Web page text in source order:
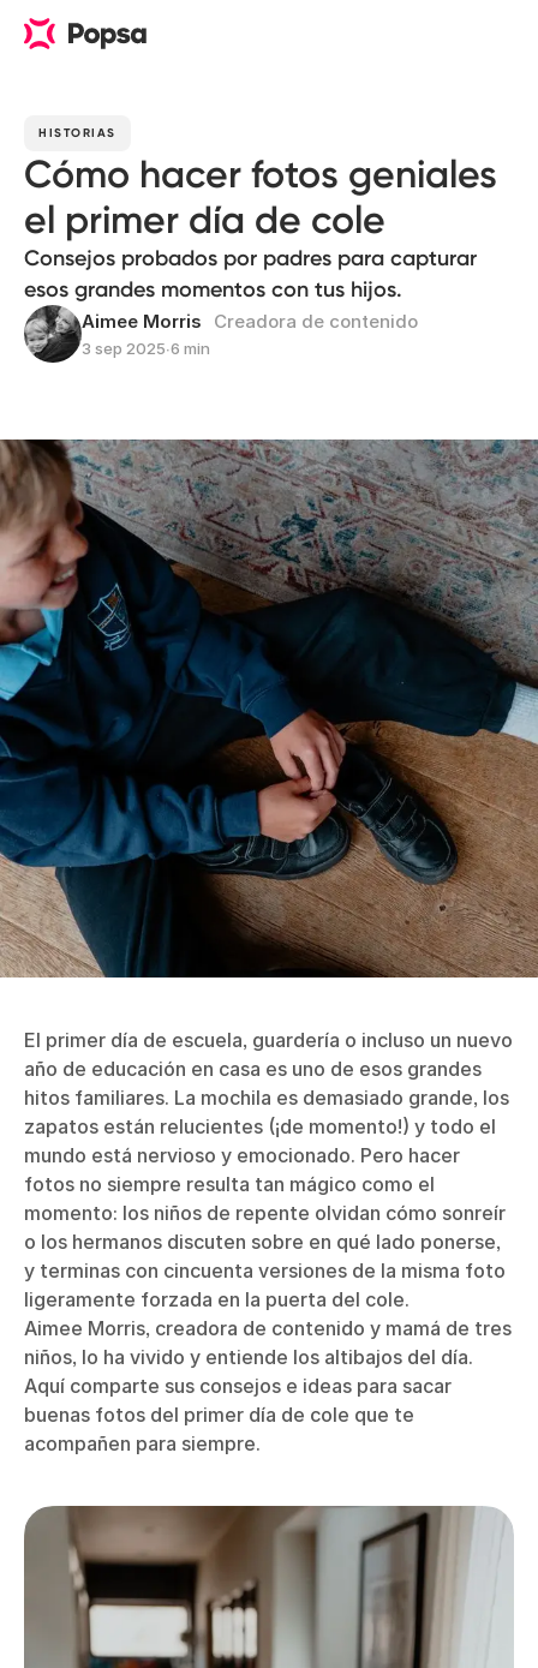
HISTORIAS
Cómo hacer fotos geniales
el primer día de cole
Consejos probados por padres para capturar
esos grandes momentos con tus hijos.
Aimee Morris Creadora de contenido
3 sep 2025∙6 min
El primer día de escuela, guardería o incluso un nuevo
año de educación en casa es uno de esos grandes
hitos familiares. La mochila es demasiado grande, los
zapatos están relucientes (¡de momento!) y todo el
mundo está nervioso y emocionado. Pero hacer
fotos no siempre resulta tan mágico como el
momento: los niños de repente olvidan cómo sonreír
o los hermanos discuten sobre en qué lado ponerse,
y terminas con cincuenta versiones de la misma foto
ligeramente forzada en la puerta del cole.
Aimee Morris, creadora de contenido y mamá de tres
niños, lo ha vivido y entiende los altibajos del día.
Aquí comparte sus consejos e ideas para sacar
buenas fotos del primer día de cole que te
acompañen para siempre.